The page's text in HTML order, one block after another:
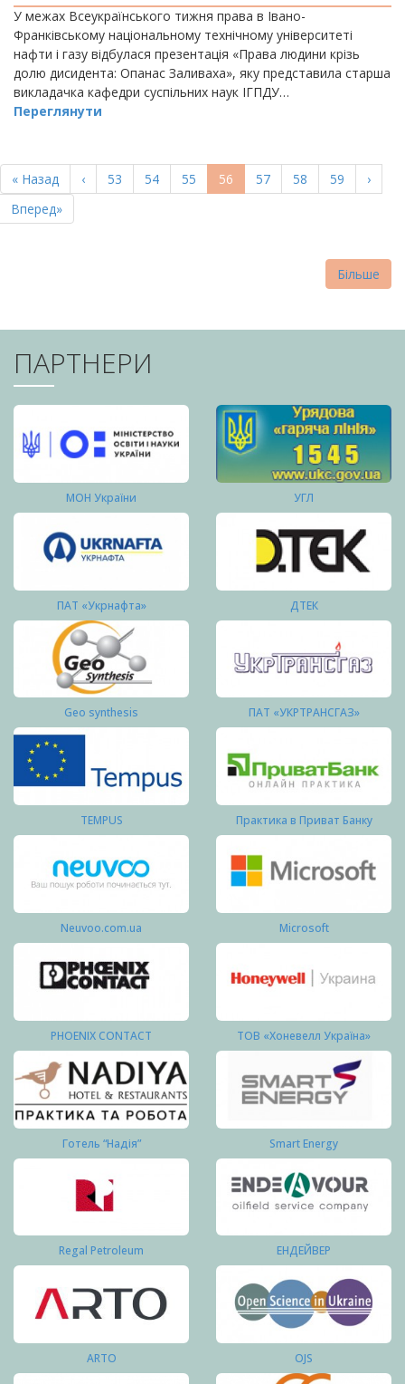
У межах Всеукраїнського тижня права в Івано-
Франківському національному технічному університеті
нафти і газу відбулася презентація «Права людини крізь
долю дисидента: Опанас Заливаха», яку представила старша
викладачка кафедри суспільних наук ІГПДУ…
Переглянути
НА
СТОРІНКИ
Перша
сторінка
« Назад
Попередня
сторінка
‹ Page
53 Page
54 Page
55
Поточна
сторінка
56 Page
57 Page
58 Page
59
›
Остання
сторінка
Вперед»
Більше
ПАРТНЕРИ
МОН України УГЛ
ПАТ «Укрнафта» ДТЕК
Geo synthesis ПАТ «УКРТРАНСГАЗ»
TEMPUS Практика в Приват Банку
Neuvoo.com.ua Microsoft
PHOENIX CONTACT ТОВ «Хоневелл Україна»
Готель “Надія” Smart Energy
Regal Petroleum ЕНДЕЙВЕР
ARTO OJS